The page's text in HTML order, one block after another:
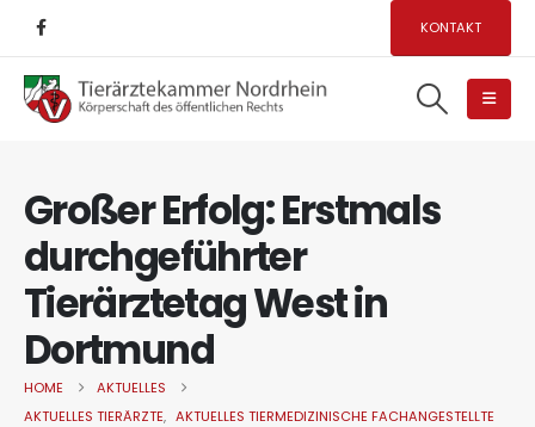
KONTAKT
Großer Erfolg: Erstmals
durchgeführter
Tierärztetag West in
Dortmund
HOME
AKTUELLES
AKTUELLES TIERÄRZTE, AKTUELLES TIERMEDIZINISCHE FACHANGESTELLTE